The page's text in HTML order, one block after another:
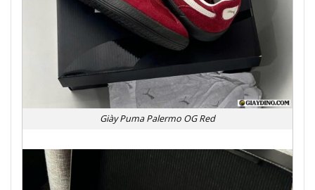
Giày Puma Palermo OG Red